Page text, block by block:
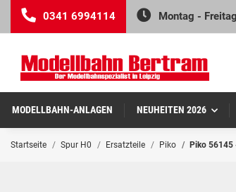
0341 6994114 Montag -
MODELLBAHN-ANLAGEN NEUHEITEN 2026
Startseite Spur H0 Ersatzteile Piko Piko 56145